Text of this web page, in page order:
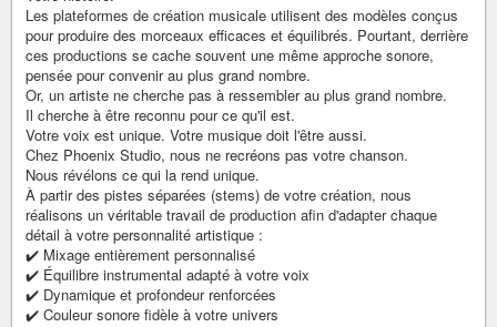
Les plateformes de création musicale utilisent des modèles conçus
pour produire des morceaux efficaces et équilibrés. Pourtant, derrière
ces productions se cache souvent une même approche sonore,
pensée pour convenir au plus grand nombre.
Or, un artiste ne cherche pas à ressembler au plus grand nombre.
Il cherche à être reconnu pour ce qu'il est.
Votre voix est unique. Votre musique doit l'être aussi.
Chez Phoenix Studio, nous ne recréons pas votre chanson.
Nous révélons ce qui la rend unique.
À partir des pistes séparées (stems) de votre création, nous
réalisons un véritable travail de production afin d'adapter chaque
détail à votre personnalité artistique :
✔️ Mixage entièrement personnalisé
✔️ Équilibre instrumental adapté à votre voix
✔️ Dynamique et profondeur renforcées
✔️ Couleur sonore fidèle à votre univers